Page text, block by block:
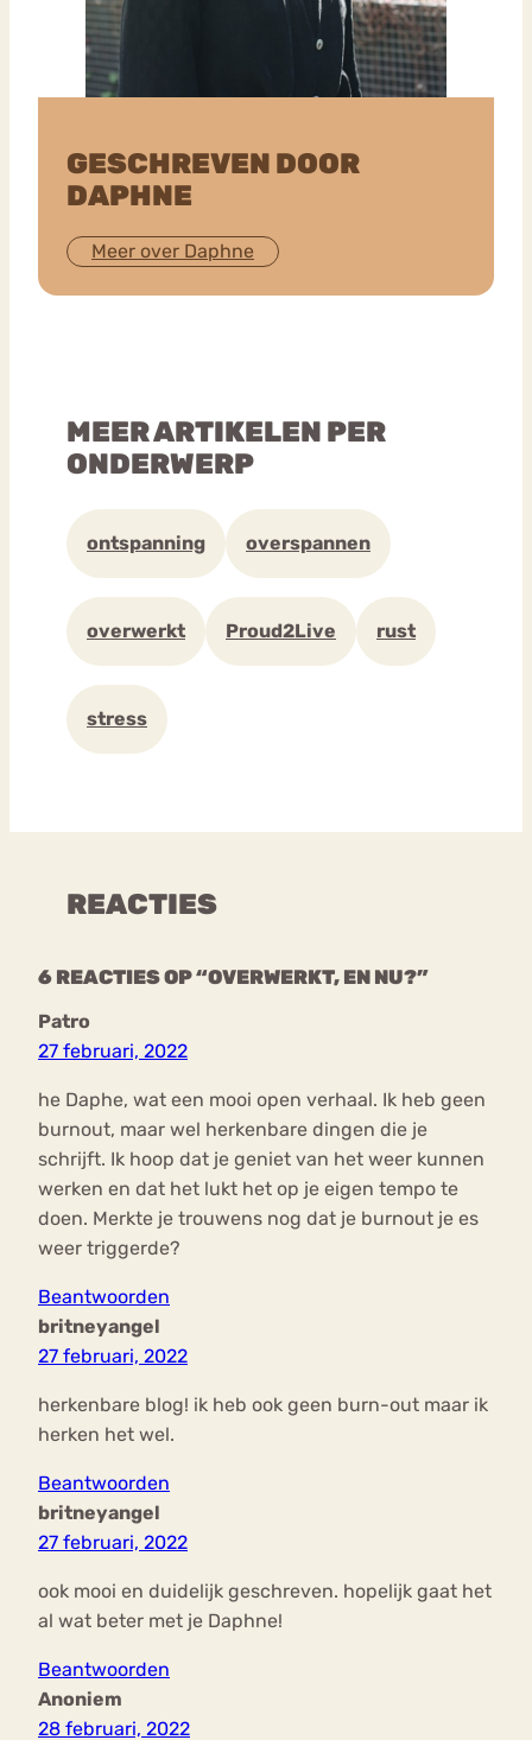
GESCHREVEN DOOR
DAPHNE
Meer over Daphne
MEER ARTIKELEN PER
ONDERWERP
ontspanning overspannen
overwerkt Proud2Live rust
stress
REACTIES
6 REACTIES OP “OVERWERKT, EN NU?”
Patro
27 februari, 2022
he Daphe, wat een mooi open verhaal. Ik heb geen
burnout, maar wel herkenbare dingen die je
schrijft. Ik hoop dat je geniet van het weer kunnen
werken en dat het lukt het op je eigen tempo te
doen. Merkte je trouwens nog dat je burnout je es
weer triggerde?
Beantwoorden
britneyangel
27 februari, 2022
herkenbare blog! ik heb ook geen burn-out maar ik
herken het wel.
Beantwoorden
britneyangel
27 februari, 2022
ook mooi en duidelijk geschreven. hopelijk gaat het
al wat beter met je Daphne!
Beantwoorden
Anoniem
28 februari, 2022